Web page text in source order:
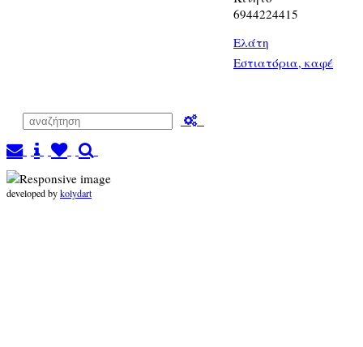
6944224415
Ελάτη
Εστιατόρια, καφέ
developed bykolydart